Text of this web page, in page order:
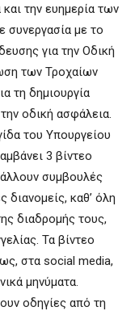
την ευημερία των
συνεργασία με το
για την Οδική
των Τροχαίων
τη δημιουργία
οδική ασφάλεια.
του Υπουργείου
3 βίντεο
συμβουλές
διανομείς, καθ’ όλη
διαδρομής τους,
Τα βίντεο
στα social media,
μηνύματα.
οδηγίες από τη